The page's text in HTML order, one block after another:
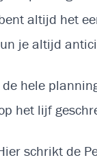
altijd het
je altijd
hele
het lijf
schrikt de